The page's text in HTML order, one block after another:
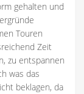
gehalten und
Touren
Zeit
zu entspannen
was das
beklagen, da